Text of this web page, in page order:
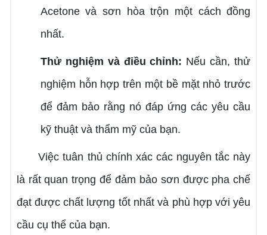
Acetone và sơn hòa trộn một cách đồng
nhất.
Thử nghiệm và điều chỉnh: Nếu cần, thử
nghiệm hỗn hợp trên một bề mặt nhỏ trước
để đảm bảo rằng nó đáp ứng các yêu cầu
kỹ thuật và thẩm mỹ của bạn.
Việc tuân thủ chính xác các nguyên tắc này
là rất quan trọng để đảm bảo sơn được pha chế
đạt được chất lượng tốt nhất và phù hợp với yêu
cầu cụ thể của bạn.